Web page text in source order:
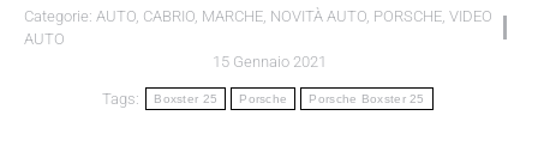
Categorie: AUTO, CABRIO, MARCHE, NOVITÀ AUTO, PORSCHE, VIDEO
AUTO
15 Gennaio 2021
Tags: Boxster 25 Porsche Porsche Boxster 25